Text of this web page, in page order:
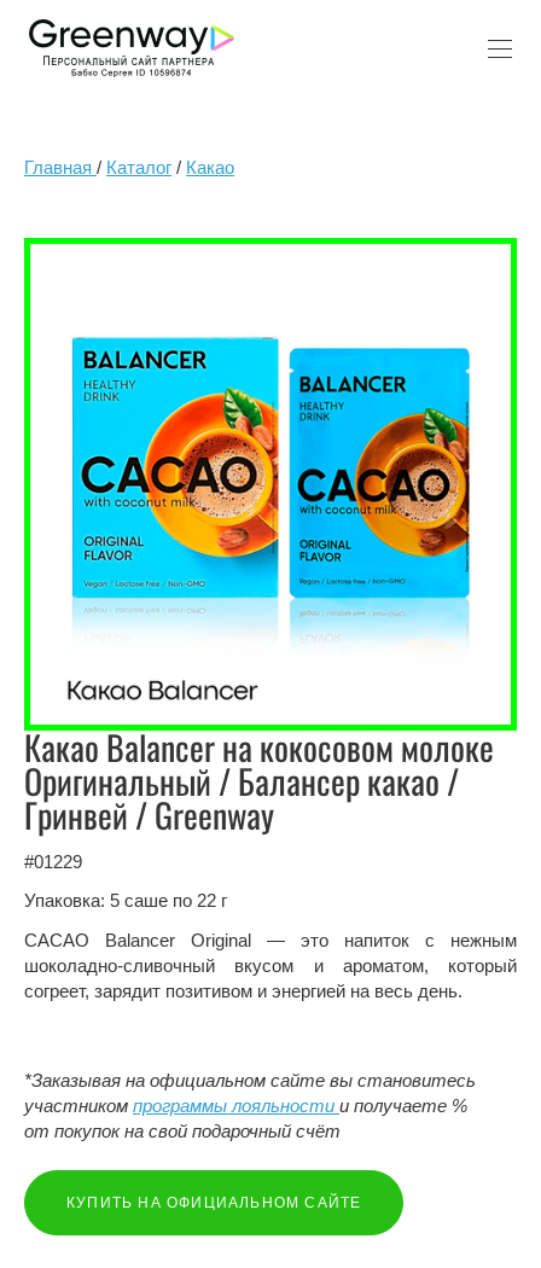
Главная / Каталог / Какао
Какао Balancer на кокосовом молоке
Оригинальный / Балансер какао /
Гринвей / Greenway
#01229
Упаковка: 5 саше по 22 г
CACAO Balancer Original —
это напиток с нежным
шоколадно-сливочный вкусом и ароматом, который
согреет, зарядит позитивом и энергией на весь день.
*Заказывая на официальном сайте вы становитесь
участником программы лояльности и получаете %
от покупок на свой подарочный счёт
КУПИТЬ НА ОФИЦИАЛЬНОМ САЙТЕ